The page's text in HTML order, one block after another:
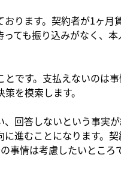
ります。契約者が1ヶ月
ても振り込みがなく、
です。支払えないのは
を模索します。
回答しないという事実
進むことになります。
事情は考慮したいところ